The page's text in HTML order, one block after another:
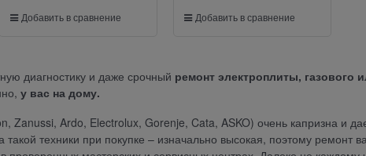
Добавить в сравнение Добавить в сравнение
диагностику и даже срочный ремонт электроплиты, газового
у вас на дому.
Zanussi, Ardo, Electrolux, Gorenje, Cata, ASKO) очень капризна и
такой техники при покупке – изначально высокая, поэтому ремонт